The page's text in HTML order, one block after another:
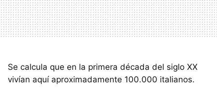
Se calcula que en la primera década del siglo XX
vivían aquí aproximadamente 100.000 italianos.